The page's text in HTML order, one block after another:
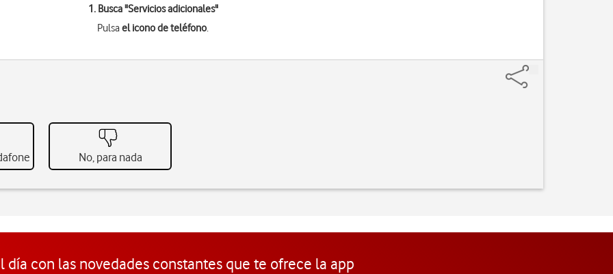
1. Busca "Servicios adicionales"
Pulsael icono de teléfono.
No, para nada
día con las novedades constantes que te ofrece la app